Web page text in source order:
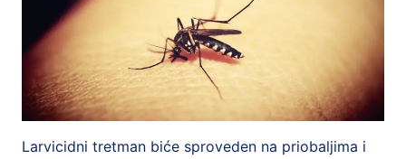
Larvicidni tretman biće sproveden na priobaljima i